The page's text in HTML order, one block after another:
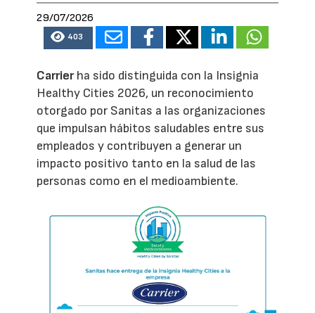
29/07/2026
403
Carrierha sido distinguida con la Insignia
Healthy Cities 2026, un reconocimiento
otorgado por Sanitas a las organizaciones
que impulsan hábitos saludables entre sus
empleados y contribuyen a generar un
impacto positivo tanto en la salud de las
personas como en el medioambiente.